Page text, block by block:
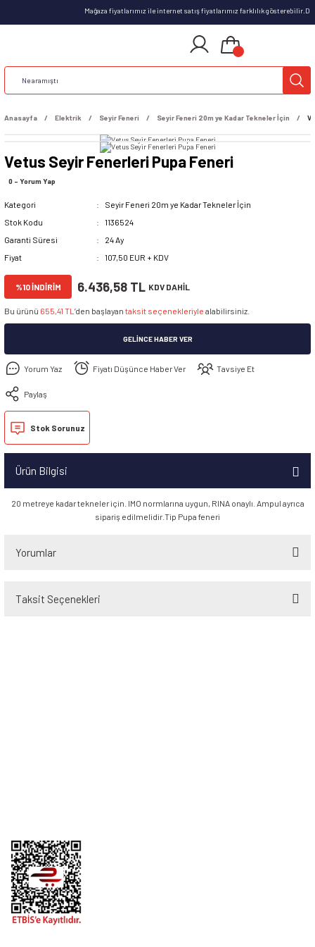
Mağaza fiyatlarımız ile internet satış fiyatlarımız farklılık
Anasayfa Elektrik Seyir Feneri Seyir Feneri 20m ye Kadar Tekneler İçin
Vetus Seyir Fenerleri Pupa Feneri
0 - Yorum Yap
Kategori
Seyir Feneri 20m ye Kadar Tekneler İçin
Stok Kodu
1136524
Garanti Süresi
24 Ay
Fiyat
107,50 EUR + KDV
%10 İNDİRİM 6.436,58 TL KDV DAHİL
Bu ürünü 655,41 TL ’den başlayan taksit seçenekleriyle alabilirsiniz.
GELINCE HABER VER
Yorum Yaz Fiyatı Düşünce Haber Ver Tavsiye Et
Paylaş
Stok Sorunuz
Ürün Bilgisi
20 metreye kadar tekneler için. IMO normlarına uygun, RINA onaylı. Ampul ayrıca
sipariş edilmelidir.Tip Pupa feneri
Yorumlar
Taksit Seçenekleri